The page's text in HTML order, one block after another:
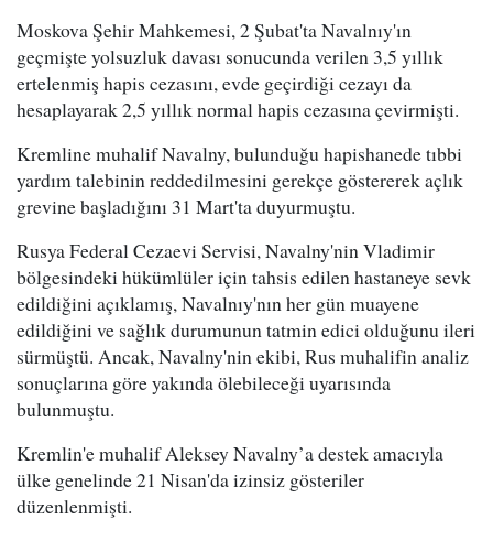
Moskova Şehir Mahkemesi, 2 Şubat'ta Navalnıy'ın
geçmişte yolsuzluk davası sonucunda verilen 3,5 yıllık
ertelenmiş hapis cezasını, evde geçirdiği cezayı da
hesaplayarak 2,5 yıllık normal hapis cezasına çevirmişti.
Kremline muhalif Navalny, bulunduğu hapishanede tıbbi
yardım talebinin reddedilmesini gerekçe göstererek açlık
grevine başladığını 31 Mart'ta duyurmuştu.
Rusya Federal Cezaevi Servisi, Navalny'nin Vladimir
bölgesindeki hükümlüler için tahsis edilen hastaneye sevk
edildiğini açıklamış, Navalnıy'nın her gün muayene
edildiğini ve sağlık durumunun tatmin edici olduğunu ileri
sürmüştü. Ancak, Navalny'nin ekibi, Rus muhalifin analiz
sonuçlarına göre yakında ölebileceği uyarısında
bulunmuştu.
Kremlin'e muhalif Aleksey Navalny’a destek amacıyla
ülke genelinde 21 Nisan'da izinsiz gösteriler
düzenlenmişti.